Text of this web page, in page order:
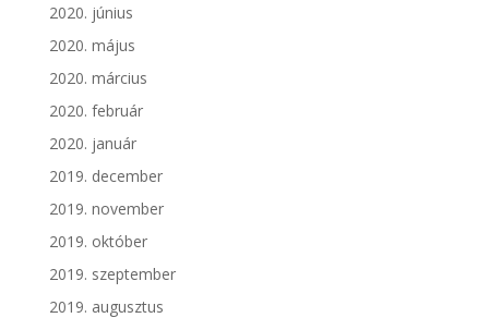
2020. június
2020. május
2020. március
2020. február
2020. január
2019. december
2019. november
2019. október
2019. szeptember
2019. augusztus